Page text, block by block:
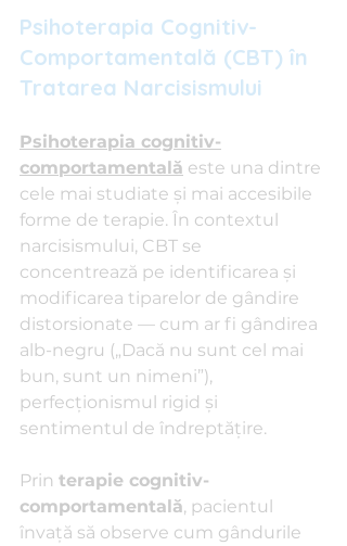
Psihoterapia Cognitiv-
Comportamentală (CBT) în
Tratarea Narcisismului
Psihoterapia cognitiv-
comportamentală este una dintre
cele mai studiate și mai accesibile
forme de terapie. În contextul
narcisismului, CBT se
concentrează pe identificarea și
modificarea tiparelor de gândire
distorsionate — cum ar fi gândirea
alb-negru („Dacă nu sunt cel mai
bun, sunt un nimeni”),
perfecționismul rigid și
sentimentul de îndreptățire.
Prin terapie cognitiv-
comportamentală, pacientul
învață să observe cum gândurile